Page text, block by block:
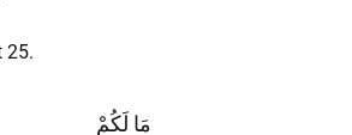
25.
مَا لَكُمْ